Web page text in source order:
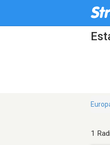
1